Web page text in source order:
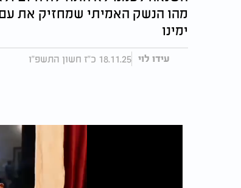
מהו הנשק האמיתי שמחזיק את עם
ימינו
עידו לוי 18.11.25 כ"ז חשון התשפ"ו